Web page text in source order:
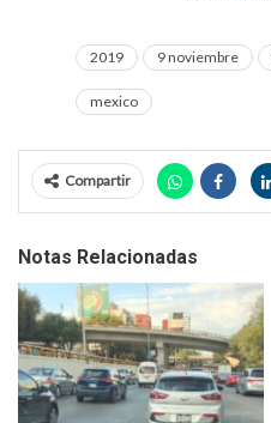
2019 9 noviembre
mexico
Compartir
Notas Relacionadas